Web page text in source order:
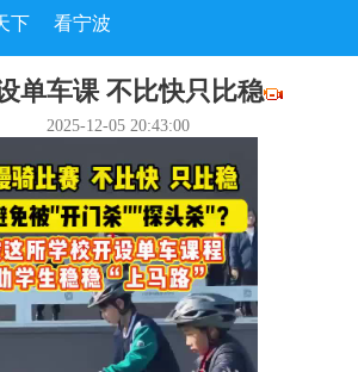
下 看宁波
单车课 不比快只比稳
2025-12-05 20:43:00